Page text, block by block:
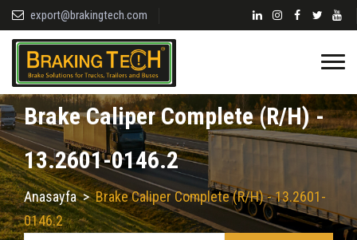
export@brakingtech.com
Brake Caliper Complete (R/H) -
13.2601-0146.2
Anasayfa>Brake Caliper Complete (R/H) - 13.2601-
0146.2